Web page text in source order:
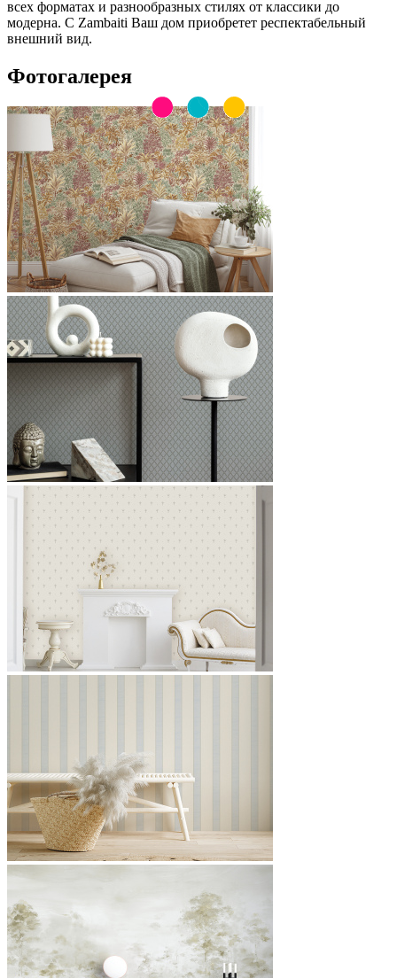
всех форматах и разнообразных стилях от классики до
модерна. С Zambaiti Ваш дом приобретет респектабельный
внешний вид.
Фотогалерея